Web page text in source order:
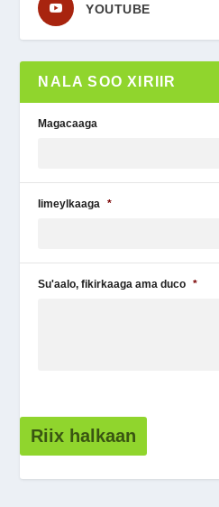
YOUTUBE
NALA SOO XIRIIR
Magacaaga
Iimeylkaaga *
Su'aalo, fikirkaaga ama duco *
Riix halkaan